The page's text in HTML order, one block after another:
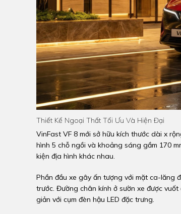
Thiết Kế Ngoại Thất Tối Ưu Và Hiện Đại
VinFast VF 8 mới sở hữu kích thước dài x
hình 5 chỗ ngồi và khoảng sáng gầm 170
kiện địa hình khác nhau.
Phần đầu xe gây ấn tượng với mặt ca-lăng
trước. Đường chân kính ở sườn xe được
giản với cụm đèn hậu LED đặc trưng.